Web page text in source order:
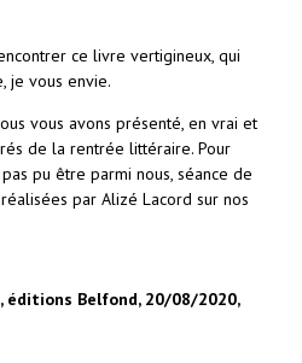
ce livre vertigineux, qui
je vous envie.
vous avons présenté, en vrai et
de la rentrée littéraire. Pour
pu être parmi nous, séance de
par Alizé Lacord sur nos
éditions Belfond, 20/08/2020,